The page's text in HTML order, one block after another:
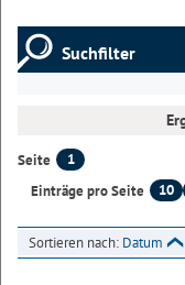
Suchfilter
Seite
1
Einträge pro Seite
10
Sortieren nach: Datum